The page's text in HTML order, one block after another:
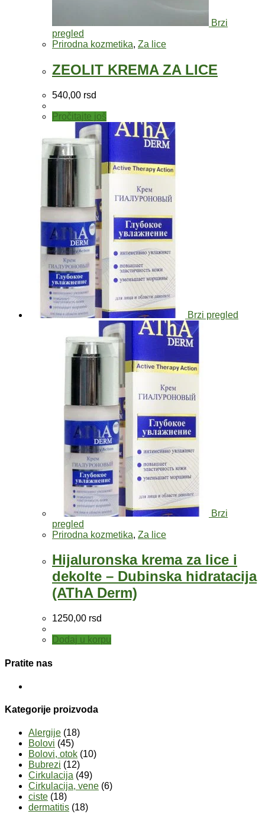
Brzi
pregled
Prirodna kozmetika, Za lice
ZEOLIT KREMA ZA LICE
540,00 rsd
Pročitajte još
Brzi pregled
Brzi
pregled
Prirodna kozmetika, Za lice
Hijaluronska krema za lice i
dekolte – Dubinska hidratacija
(AThA Derm)
1250,00 rsd
Dodaj u korpu
Pratite nas
Kategorije proizvoda
Alergije (18)
Bolovi (45)
Bolovi, otok (10)
Bubrezi (12)
Cirkulacija (49)
Cirkulacija, vene (6)
ciste (18)
dermatitis (18)